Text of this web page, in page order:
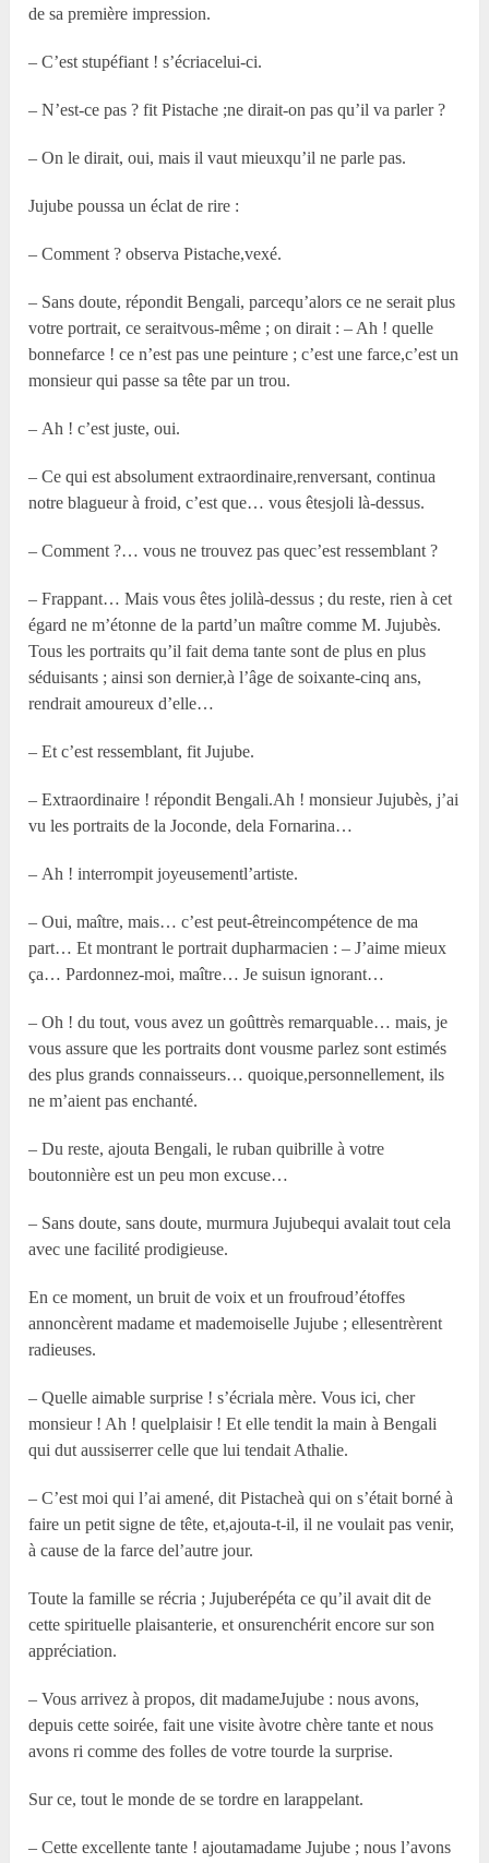
de sa première impression.
– C’est stupéfiant ! s’écriacelui-ci.
– N’est-ce pas ? fit Pistache ;ne dirait-on pas qu’il va parler ?
– On le dirait, oui, mais il vaut mieuxqu’il ne parle pas.
Jujube poussa un éclat de rire :
– Comment ? observa Pistache,vexé.
– Sans doute, répondit Bengali, parcequ’alors ce ne serait plus
votre portrait, ce seraitvous-même ; on dirait : – Ah ! quelle
bonnefarce ! ce n’est pas une peinture ; c’est une farce,c’est un
monsieur qui passe sa tête par un trou.
– Ah ! c’est juste, oui.
– Ce qui est absolument extraordinaire,renversant, continua
notre blagueur à froid, c’est que… vous êtesjoli là-dessus.
– Comment ?… vous ne trouvez pas quec’est ressemblant ?
– Frappant… Mais vous êtes jolilà-dessus ; du reste, rien à cet
égard ne m’étonne de la partd’un maître comme M. Jujubès.
Tous les portraits qu’il fait dema tante sont de plus en plus
séduisants ; ainsi son dernier,à l’âge de soixante-cinq ans,
rendrait amoureux d’elle…
– Et c’est ressemblant, fit Jujube.
– Extraordinaire ! répondit Bengali.Ah ! monsieur Jujubès, j’ai
vu les portraits de la Joconde, dela Fornarina…
– Ah ! interrompit joyeusementl’artiste.
– Oui, maître, mais… c’est peut-êtreincompétence de ma
part… Et montrant le portrait dupharmacien : – J’aime mieux
ça… Pardonnez-moi, maître… Je suisun ignorant…
– Oh ! du tout, vous avez un goûttrès remarquable… mais, je
vous assure que les portraits dont vousme parlez sont estimés
des plus grands connaisseurs… quoique,personnellement, ils
ne m’aient pas enchanté.
– Du reste, ajouta Bengali, le ruban quibrille à votre
boutonnière est un peu mon excuse…
– Sans doute, sans doute, murmura Jujubequi avalait tout cela
avec une facilité prodigieuse.
En ce moment, un bruit de voix et un froufroud’étoffes
annoncèrent madame et mademoiselle Jujube ; ellesentrèrent
radieuses.
– Quelle aimable surprise ! s’écriala mère. Vous ici, cher
monsieur ! Ah ! quelplaisir ! Et elle tendit la main à Bengali
qui dut aussiserrer celle que lui tendait Athalie.
– C’est moi qui l’ai amené, dit Pistacheà qui on s’était borné à
faire un petit signe de tête, et,ajouta-t-il, il ne voulait pas venir,
à cause de la farce del’autre jour.
Toute la famille se récria ; Jujuberépéta ce qu’il avait dit de
cette spirituelle plaisanterie, et onsurenchérit encore sur son
appréciation.
– Vous arrivez à propos, dit madameJujube : nous avons,
depuis cette soirée, fait une visite àvotre chère tante et nous
avons ri comme des folles de votre tourde la surprise.
Sur ce, tout le monde de se tordre en larappelant.
– Cette excellente tante ! ajoutamadame Jujube ; nous l’avons